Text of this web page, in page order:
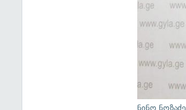
ნინო ნოზაძე